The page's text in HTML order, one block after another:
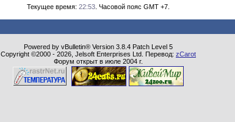
Текущее время: 22:53 . Часовой пояс GMT +7.
Powered by vBulletin® Version 3.8.4 Patch Level 5
Copyright ©2000 - 2026, Jelsoft Enterprises Ltd. Перевод: zCarot
Форум открыт в июле 2004 г.